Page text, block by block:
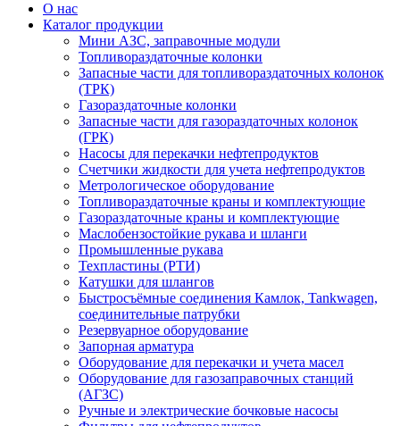
О нас
Каталог продукции
Мини АЗС, заправочные модули
Топливораздаточные колонки
Запасные части для топливораздаточных колонок
(ТРК)
Газораздаточные колонки
Запасные части для газораздаточных колонок
(ГРК)
Насосы для перекачки нефтепродуктов
Счетчики жидкости для учета нефтепродуктов
Метрологическое оборудование
Топливораздаточные краны и комплектующие
Газораздаточные краны и комплектующие
Маслобензостойкие рукава и шланги
Промышленные рукава
Техпластины (РТИ)
Катушки для шлангов
Быстросъёмные соединения Камлок, Tankwagen,
соединительные патрубки
Резервуарное оборудование
Запорная арматура
Оборудование для перекачки и учета масел
Оборудование для газозаправочных станций
(АГЗС)
Ручные и электрические бочковые насосы